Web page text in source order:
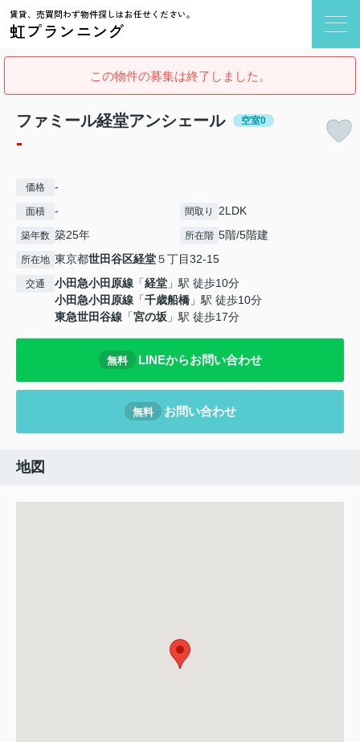
賃貸、売買問わず物件探しはお任せください。
虹プランニング
この物件の募集は終了しました。
ファミール経堂アンシェール 空室0
-
価格 -
面積 - 間取り 2LDK
築年数 築25年 所在階 5階/5階建
所在地 東京都世田谷区経堂５丁目32-15
交通 小田急小田原線 「経堂 」駅 徒歩10分
小田急小田原線 「千歳船橋 」駅 徒歩10分
東急世田谷線 「宮の坂 」駅 徒歩17分
無料 LINEからお問い合わせ
無料 お問い合わせ
地図